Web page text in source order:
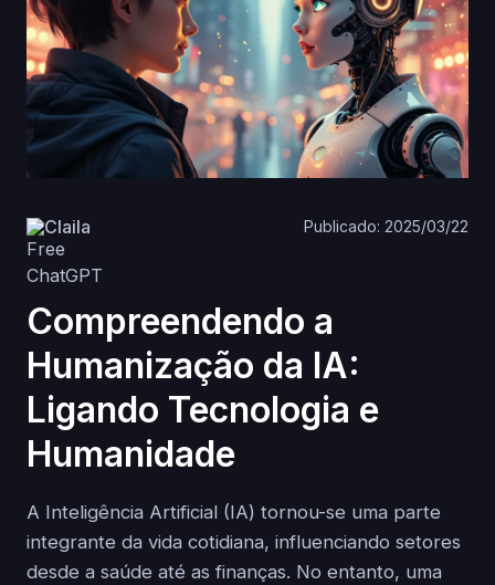
Claila Publicado: 2025/03/22
Compreendendo a
Humanização da IA:
Ligando Tecnologia e
Humanidade
A Inteligência Artificial (IA) tornou-se uma parte
integrante da vida cotidiana, influenciando setores
desde a saúde até as finanças. No entanto, uma